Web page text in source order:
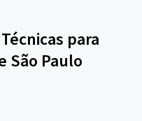
para
São Paulo